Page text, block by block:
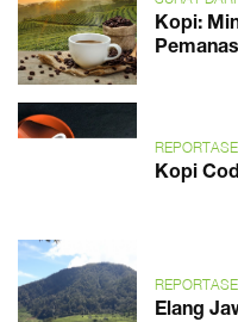
Kopi:
REPORTASE
Kopi
REPORTASE
Elang